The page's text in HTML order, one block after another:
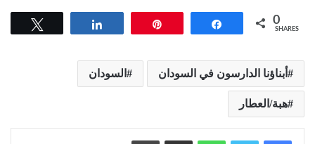
Share 0
SHARES
أبناؤنا الدارسون في السودان السودان
هبة/العطار
واتساب مشاركة عبر البريد طباعة